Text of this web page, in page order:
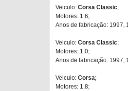
Veiculo: Corsa Classic;
Motores: 1.6;
Anos de fabricação: 1997,
Veiculo: Corsa Classic;
Motores: 1.0;
Anos de fabricação: 1997,
Veiculo: Corsa;
Motores: 1.8;